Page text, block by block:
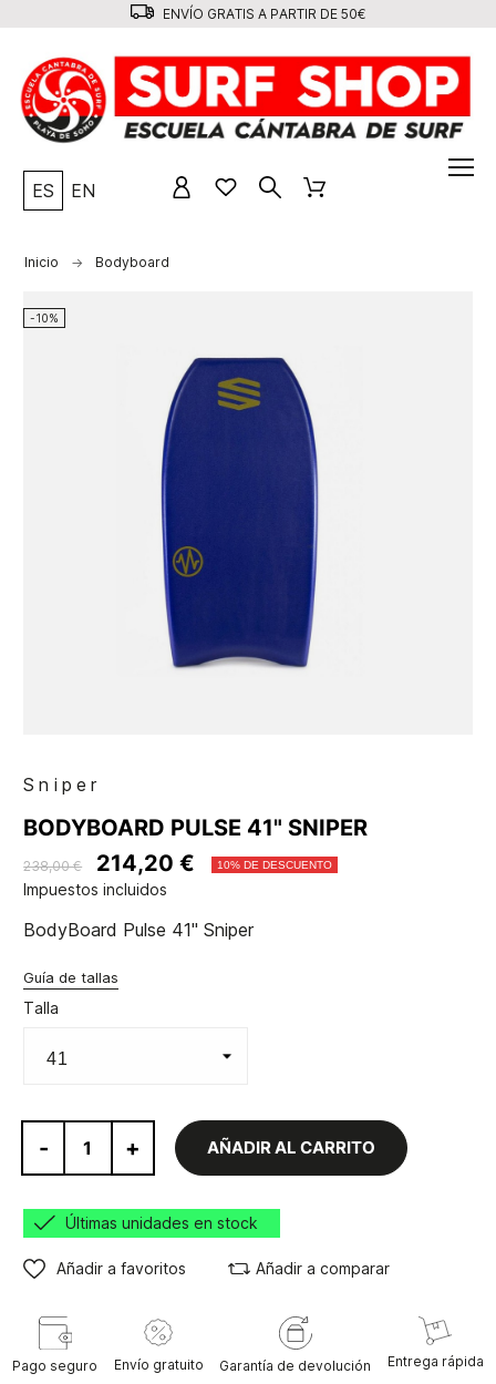
ENVÍO GRATIS A PARTIR DE 50€
ES EN
Inicio Bodyboard
-10%
Sniper
BODYBOARD PULSE 41" SNIPER
238,00 € 214,20 € 10% DE DESCUENTO
Impuestos incluidos
BodyBoard Pulse 41" Sniper
Guía de tallas
Talla
- + AÑADIR AL CARRITO
Últimas unidades en stock
Añadir a favoritos Añadir a comparar
Pago seguro Envío gratuito Garantía de devolución Entrega rápida